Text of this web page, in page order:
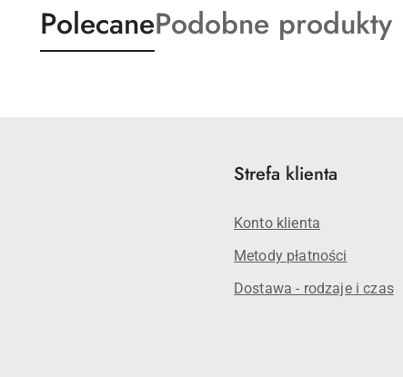
Produkty
o
PolecaneProdukty
o
Podobne produkty
Strefa klienta
Konto klienta
Metody płatności
Dostawa - rodzaje i czas